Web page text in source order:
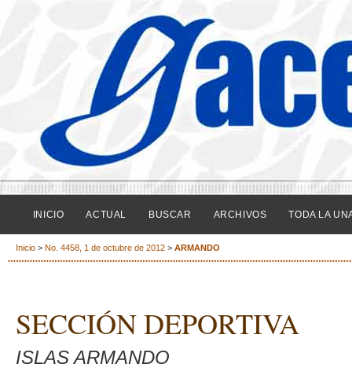
INICIO ACTUAL BUSCAR ARCHIVOS TODA LA
Inicio > No. 4458, 1 de octubre de 2012 > ARMANDO
SECCIÓN DEPORTIVA
ISLAS ARMANDO